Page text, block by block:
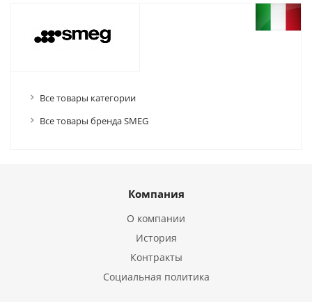
Все товары категории
Все товары бренда SMEG
Компания
О компании
История
Контракты
Социальная политика